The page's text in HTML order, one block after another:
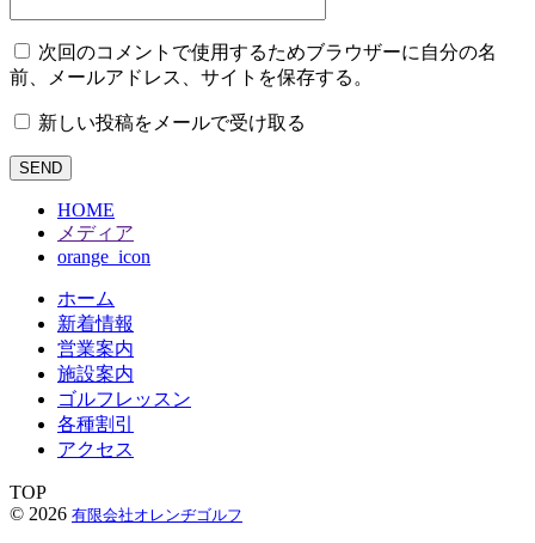
次回のコメントで使用するためブラウザーに自分の名
前、メールアドレス、サイトを保存する。
新しい投稿をメールで受け取る
HOME
メディア
orange_icon
ホーム
新着情報
営業案内
施設案内
ゴルフレッスン
各種割引
アクセス
TOP
© 2026 有限会社オレンヂゴルフ